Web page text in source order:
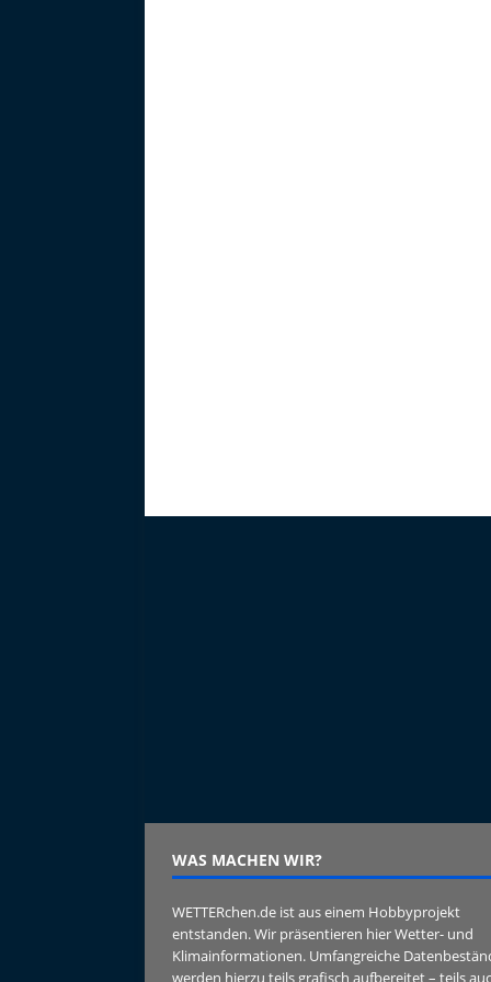
WAS MACHEN WIR?
WETTERchen.de ist aus einem Hobbyprojekt
entstanden. Wir präsentieren hier Wetter- und
Klimainformationen. Umfangreiche
werden hierzu teils grafisch aufbereitet – teils